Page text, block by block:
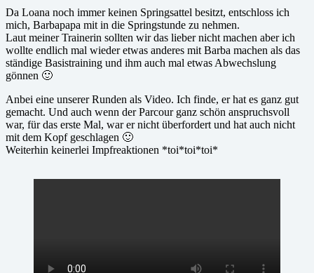
Da Loana noch immer keinen Springsattel besitzt, entschloss ich
mich, Barbapapa mit in die Springstunde zu nehmen.
Laut meiner Trainerin sollten wir das lieber nicht machen aber ich
wollte endlich mal wieder etwas anderes mit Barba machen als das
ständige Basistraining und ihm auch mal etwas Abwechslung
gönnen 🙂
Anbei eine unserer Runden als Video. Ich finde, er hat es ganz gut
gemacht. Und auch wenn der Parcour ganz schön anspruchsvoll
war, für das erste Mal, war er nicht überfordert und hat auch nicht
mit dem Kopf geschlagen 🙂
Weiterhin keinerlei Impfreaktionen *toi*toi*toi*